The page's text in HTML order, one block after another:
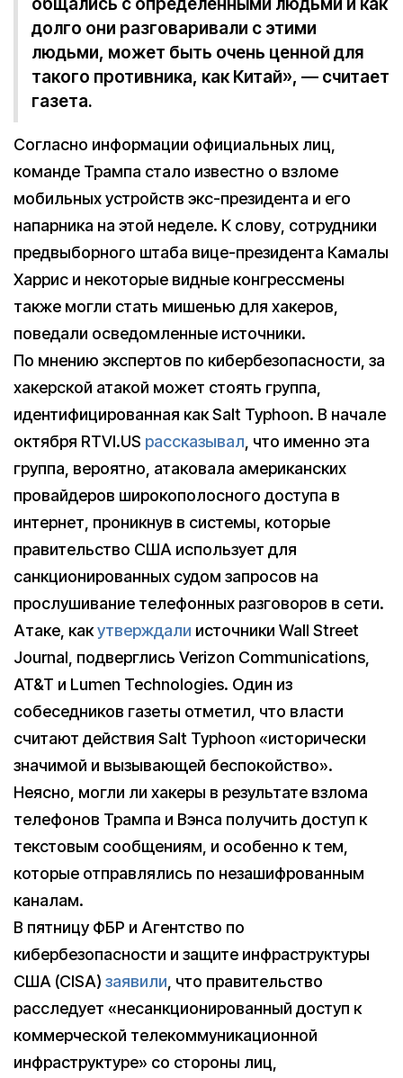
общались с определенными людьми и как
долго они разговаривали с этими
людьми, может быть очень ценной для
такого противника, как Китай», — считает
газета.
Согласно информации официальных лиц,
команде Трампа стало известно о взломе
мобильных устройств экс-президента и его
напарника на этой неделе. К слову, сотрудники
предвыборного штаба вице-президента Камалы
Харрис и некоторые видные конгрессмены
также могли стать мишенью для хакеров,
поведали осведомленные источники.
По мнению экспертов по кибербезопасности, за
хакерской атакой может стоять группа,
идентифицированная как Salt Typhoon. В начале
октября RTVI.US рассказывал, что именно эта
группа, вероятно, атаковала американских
провайдеров широкополосного доступа в
интернет, проникнув в системы, которые
правительство США использует для
санкционированных судом запросов на
прослушивание телефонных разговоров в сети.
Атаке, какутверждали источники Wall Street
Journal, подверглись Verizon Communications,
AT&T и Lumen Technologies. Один из
собеседников газеты отметил, что власти
считают действия Salt Typhoon «исторически
значимой и вызывающей беспокойство».
Неясно, могли ли хакеры в результате взлома
телефонов Трампа и Вэнса получить доступ к
текстовым сообщениям, и особенно к тем,
которые отправлялись по незашифрованным
каналам.
В пятницу ФБР и Агентство по
кибербезопасности и защите инфраструктуры
США (CISA) заявили, что правительство
расследует «несанкционированный доступ к
коммерческой телекоммуникационной
инфраструктуре» со стороны лиц,